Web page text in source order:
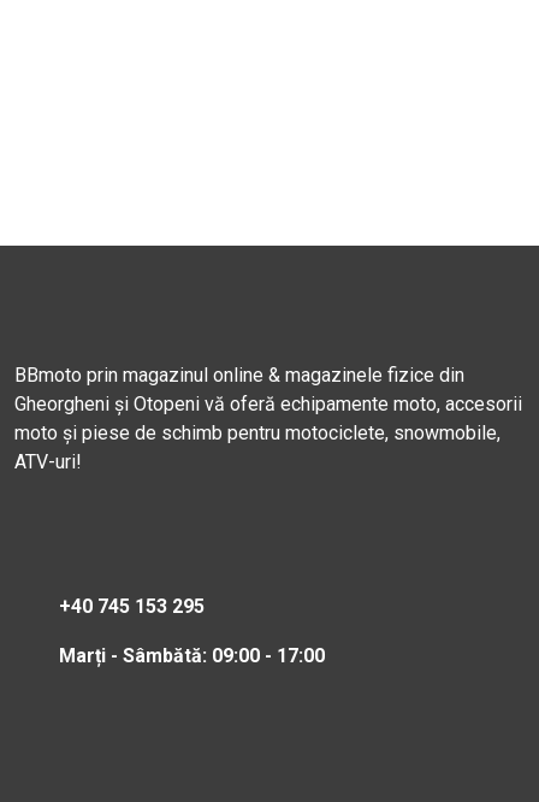
BBmoto prin magazinul online & magazinele fizice din
Gheorgheni și Otopeni vă oferă echipamente moto, accesorii
moto și piese de schimb pentru motociclete, snowmobile,
ATV-uri!
+40 745 153 295
Marți - Sâmbătă: 09:00 - 17:00